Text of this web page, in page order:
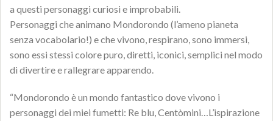
a questi personaggi curiosi e improbabili.
Personaggi che animano Mondorondo (l’ameno pianeta
senza vocabolario!) e che vivono, respirano, sono immersi,
sono essi stessi colore puro, diretti, iconici, semplici nel modo
di divertire e rallegrare apparendo.
“Mondorondo è un mondo fantastico dove vivono i
personaggi dei miei fumetti: Re blu, Centòmini…L’ispirazione